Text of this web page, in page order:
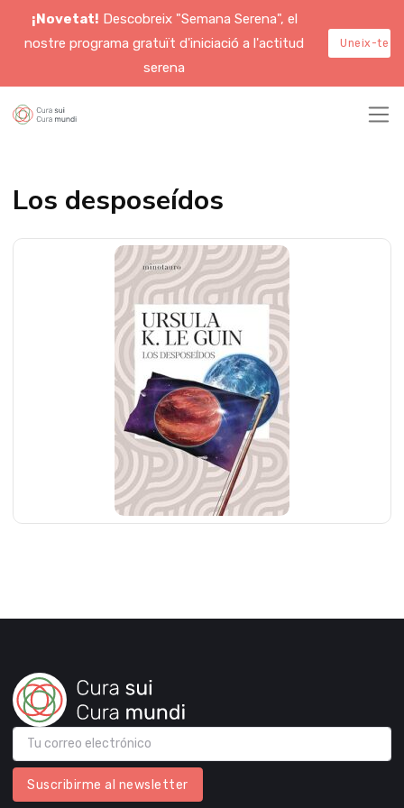
¡Novetat! Descobreix "Semana Serena", el
nostre programa gratuït d'iniciació a l'actitud
serena
Uneix-te
Los desposeídos
Suscribirme al newsletter